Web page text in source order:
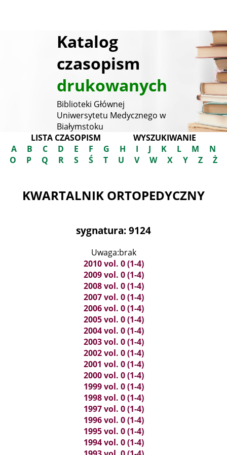
Katalog
czasopism
drukowanych
Biblioteki Głównej
Uniwersytetu Medycznego w
Białymstoku
LISTA CZASOPISM
WYSZUKIWANIE
A
B C D E F G H I J K L M
N
O
P Q R S Ś T U V W X Y Z Ż
KWARTALNIK ORTOPEDYCZNY
sygnatura: 9124
Uwaga:brak
2010 vol. 0 (1-4)
2009 vol. 0 (1-4)
2008 vol. 0 (1-4)
2007 vol. 0 (1-4)
2006 vol. 0 (1-4)
2005 vol. 0 (1-4)
2004 vol. 0 (1-4)
2003 vol. 0 (1-4)
2002 vol. 0 (1-4)
2001 vol. 0 (1-4)
2000 vol. 0 (1-4)
1999 vol. 0 (1-4)
1998 vol. 0 (1-4)
1997 vol. 0 (1-4)
1996 vol. 0 (1-4)
1995 vol. 0 (1-4)
1994 vol. 0 (1-4)